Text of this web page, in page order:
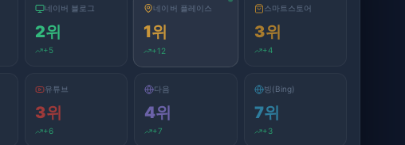
여의도 점심 압구정 네일 강남 맛집 1위 유지
네이버 블로그
2위
+5
네이버 플레이스
1위
+12
스마트스토어
3위
+4
유튜브
3위
+6
다음
4위
+7
빙(Bing)
7위
+3